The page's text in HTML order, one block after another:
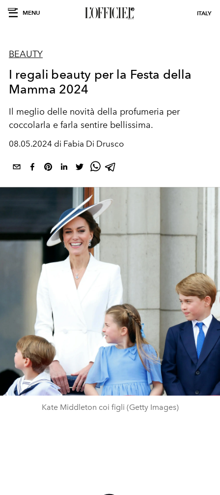
MENU ITALY
BEAUTY
I regali beauty per la Festa della
Mamma 2024
Il meglio delle novità della profumeria per
coccolarla e farla sentire bellissima.
08.05.2024 di Fabia Di Drusco
Kate Middleton coi figli (Getty Images)